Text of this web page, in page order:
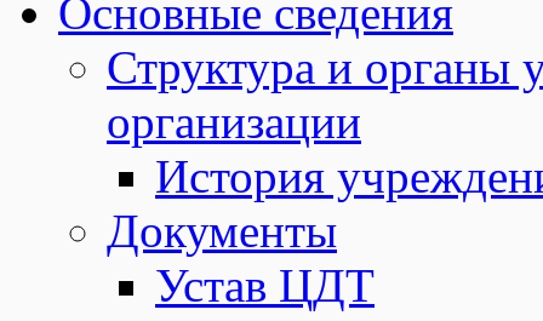
Основные сведения
Структура и органы
организации
История
Документы
Устав ЦДТ